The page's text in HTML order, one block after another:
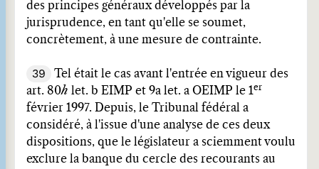
des principes généraux développés par la
jurisprudence, en tant qu'elle se soumet,
concrètement, à une mesure de contrainte.
39
Tel était le cas avant l'entrée en vigueur des
art. 80h let. b EIMP et 9a let. a OEIMP le 1er
février 1997. Depuis, le Tribunal fédéral a
considéré, à l'issue d'une analyse de ces deux
dispositions, que le législateur a sciemment voulu
exclure la banque du cercle des recourants au